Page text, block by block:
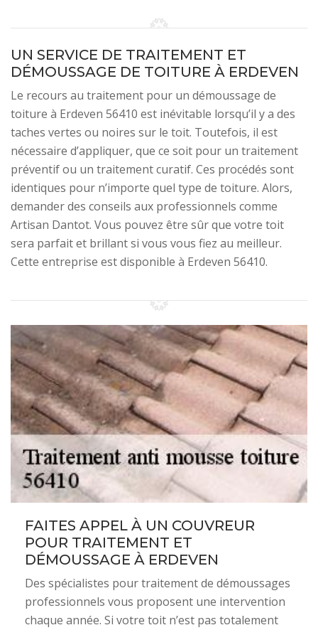
UN SERVICE DE TRAITEMENT ET
DÉMOUSSAGE DE TOITURE À ERDEVEN
Le recours au traitement pour un démoussage de
toiture à Erdeven 56410 est inévitable lorsqu’il y a des
taches vertes ou noires sur le toit. Toutefois, il est
nécessaire d’appliquer, que ce soit pour un traitement
préventif ou un traitement curatif. Ces procédés sont
identiques pour n’importe quel type de toiture. Alors,
demander des conseils aux professionnels comme
Artisan Dantot. Vous pouvez être sûr que votre toit
sera parfait et brillant si vous vous fiez au meilleur.
Cette entreprise est disponible à Erdeven 56410.
FAITES APPEL À UN COUVREUR
POUR TRAITEMENT ET
DÉMOUSSAGE À ERDEVEN
Des spécialistes pour traitement de démoussages
professionnels vous proposent une intervention
chaque année. Si votre toit n’est pas totalement